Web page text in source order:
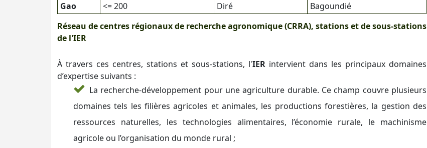
Réseau de centres régionaux de recherche agronomique (CRRA), stations et de sous-stations
de l'IER
Gao
<= 200 Diré Bagoundié
À travers ces centres, stations et sous-stations, l'IER intervient dans les principaux domaines
d’expertise suivants :
La recherche-développement pour une agriculture durable. Ce champ couvre plusieurs
domaines tels les filières agricoles et animales, les productions forestières, la gestion des
ressources naturelles, les technologies alimentaires, l’économie rurale, le machinisme
agricole ou l’organisation du monde rural ;